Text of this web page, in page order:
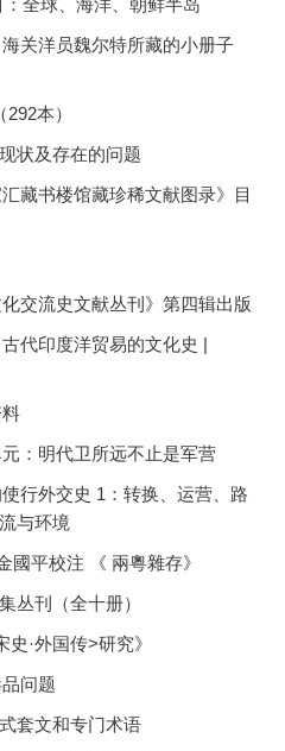
关洋员魏尔特所藏的小册子
本）
状及存在的问题
藏书楼馆藏珍稀文献图录》目
交流史文献丛刊》第四辑出版
代印度洋贸易的文化史 |
：明代卫所远不止是军营
行外交史 1：转换、运营、路
与环境
國平校注 《 兩粵雜存》
丛刊（全十册）
史·外国传>研究》
问题
套文和专门术语